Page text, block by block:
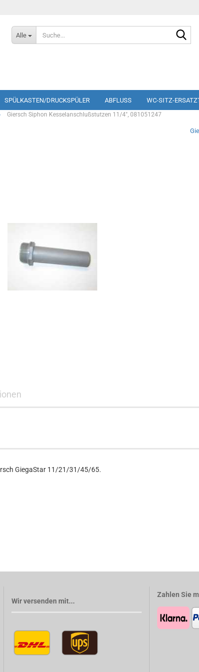
Alle
SPÜLKASTEN/DRUCKSPÜLER ABFLUSS WC-SITZ-
Giersch Siphon Kesselanschlußstutzen 11/4", 081051247
GiegaStar 11/21/31/45/65.
Wir versenden mit...
Zahlen Sie